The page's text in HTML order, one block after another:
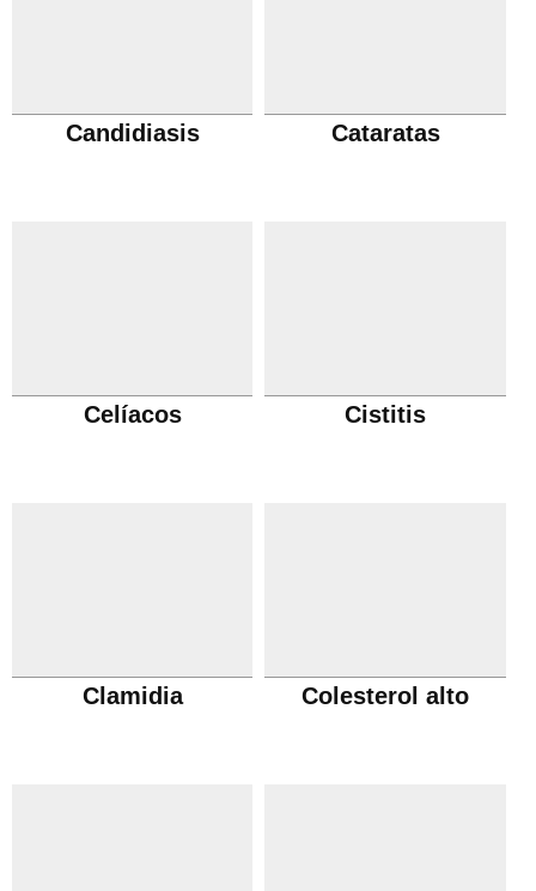
Candidiasis Cataratas
Celíacos Cistitis
Clamidia Colesterol alto